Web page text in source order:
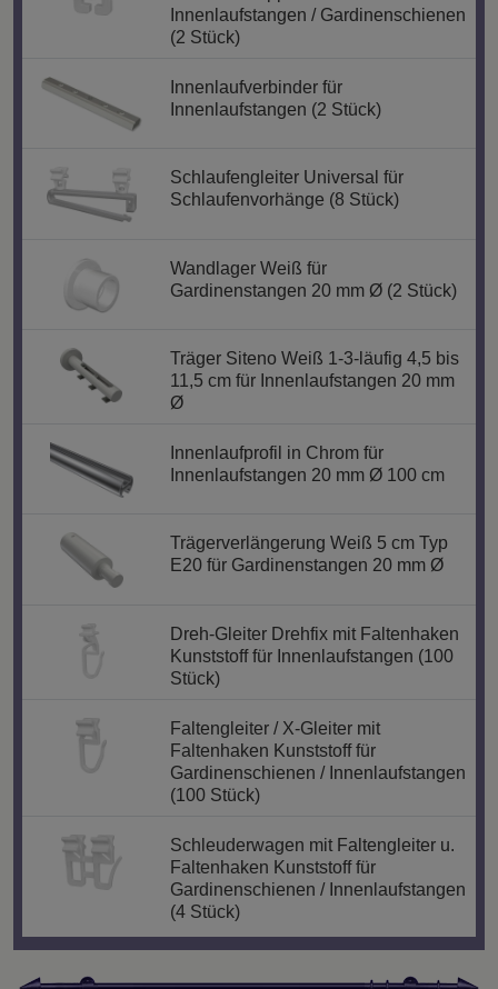
Innenlaufstangen / Gardinenschienen
(2 Stück)
Innenlaufverbinder für
Innenlaufstangen (2 Stück)
Schlaufengleiter Universal für
Schlaufenvorhänge (8 Stück)
Wandlager Weiß für
Gardinenstangen 20 mm Ø (2 Stück)
Träger Siteno Weiß 1-3-läufig 4,5 bis
11,5 cm für Innenlaufstangen 20 mm
Ø
Innenlaufprofil in Chrom für
Innenlaufstangen 20 mm Ø 100 cm
Trägerverlängerung Weiß 5 cm Typ
E20 für Gardinenstangen 20 mm Ø
Dreh-Gleiter Drehfix mit Faltenhaken
Kunststoff für Innenlaufstangen (100
Stück)
Faltengleiter / X-Gleiter mit
Faltenhaken Kunststoff für
Gardinenschienen / Innenlaufstangen
(100 Stück)
Schleuderwagen mit Faltengleiter u.
Faltenhaken Kunststoff für
Gardinenschienen / Innenlaufstangen
(4 Stück)